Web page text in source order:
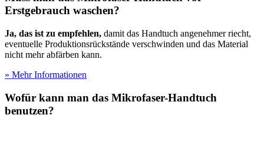
Erstgebrauch waschen?
Ja, das ist zu empfehlen, damit das Handtuch angenehmer riecht,
eventuelle Produktionsrückstände verschwinden und das Material
nicht mehr abfärben kann.
» Mehr Informationen
Wofür kann man das Mikrofaser-Handtuch
benutzen?